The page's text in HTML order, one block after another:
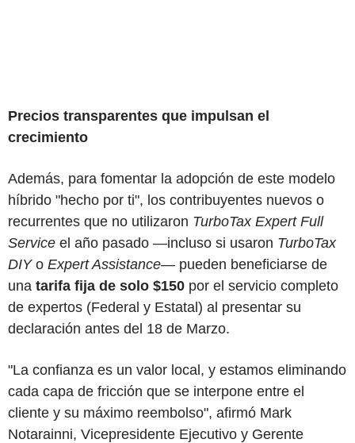
Precios transparentes que impulsan el
crecimiento
Además, para fomentar la adopción de este modelo
híbrido "hecho por ti", los contribuyentes nuevos o
recurrentes que no utilizaron TurboTax Expert Full
Service el año pasado —incluso si usaron TurboTax
DIYo Expert Assistance— pueden beneficiarse de
una tarifa fija de solo $150 por el servicio completo
de expertos (Federal y Estatal) al presentar su
declaración antes del 18 de Marzo.
"La confianza es un valor local, y estamos eliminando
cada capa de fricción que se interpone entre el
cliente y su máximo reembolso", afirmó Mark
Notarainni, Vicepresidente Ejecutivo y Gerente